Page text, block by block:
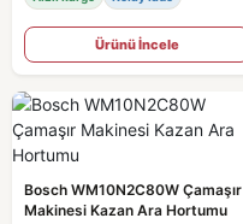
Ürünü İncele
Bosch WM10N2C80W Çamaşır
Makinesi Kazan Ara Hortumu